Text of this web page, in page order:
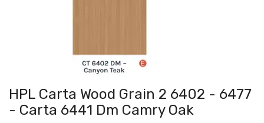
Cat dan Pelapis Dinding
Plafon & Partisi
Besi Beton & Wiremesh
Material Alam
Peralatan Elektronik
Sistem Elektrikal
HPL Carta Wood Grain 2 6402 - 6477
- Carta 6441 Dm Camry Oak